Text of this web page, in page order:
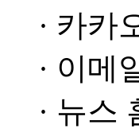
· 카카
· 이메
· 뉴스